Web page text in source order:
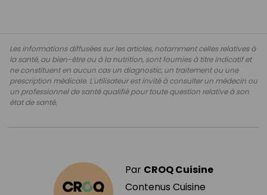
Les informations diffusées sur les articles, notamment celles relatives à
la santé, au bien-être ou à la nutrition, sont fournies à titre indicatif et
ne constituent en aucun cas un diagnostic, un traitement ou une
prescription médicale. L'utilisateur est invité à consulter un médecin ou
un professionnel de santé qualifié pour toute question relative à son
état de santé.
Par CROQ Cuisine
Contenus Cuisine